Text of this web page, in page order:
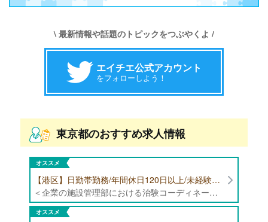
\ 最新情報や話題のトピックをつぶやくよ /
エイチエ公式アカウント
をフォローしよう！
東京都のおすすめ求人情報
オススメ
【港区】日勤帯勤務/年間休日120日以上/未経験者歓迎/健康食品の臨床試験に携わる管理栄養士・栄養士の治験コーディネーター募集！
＜企業の施設管理部における治験コーディネーター業務全般＞ ・健康食品の臨床試験に伴う指導 ・スケジュール調整等の被験者管理 ・データ収集、書類作成 ・医療機関にて被験者への説明や誘導 ・栄養指導、栄養計算
オススメ